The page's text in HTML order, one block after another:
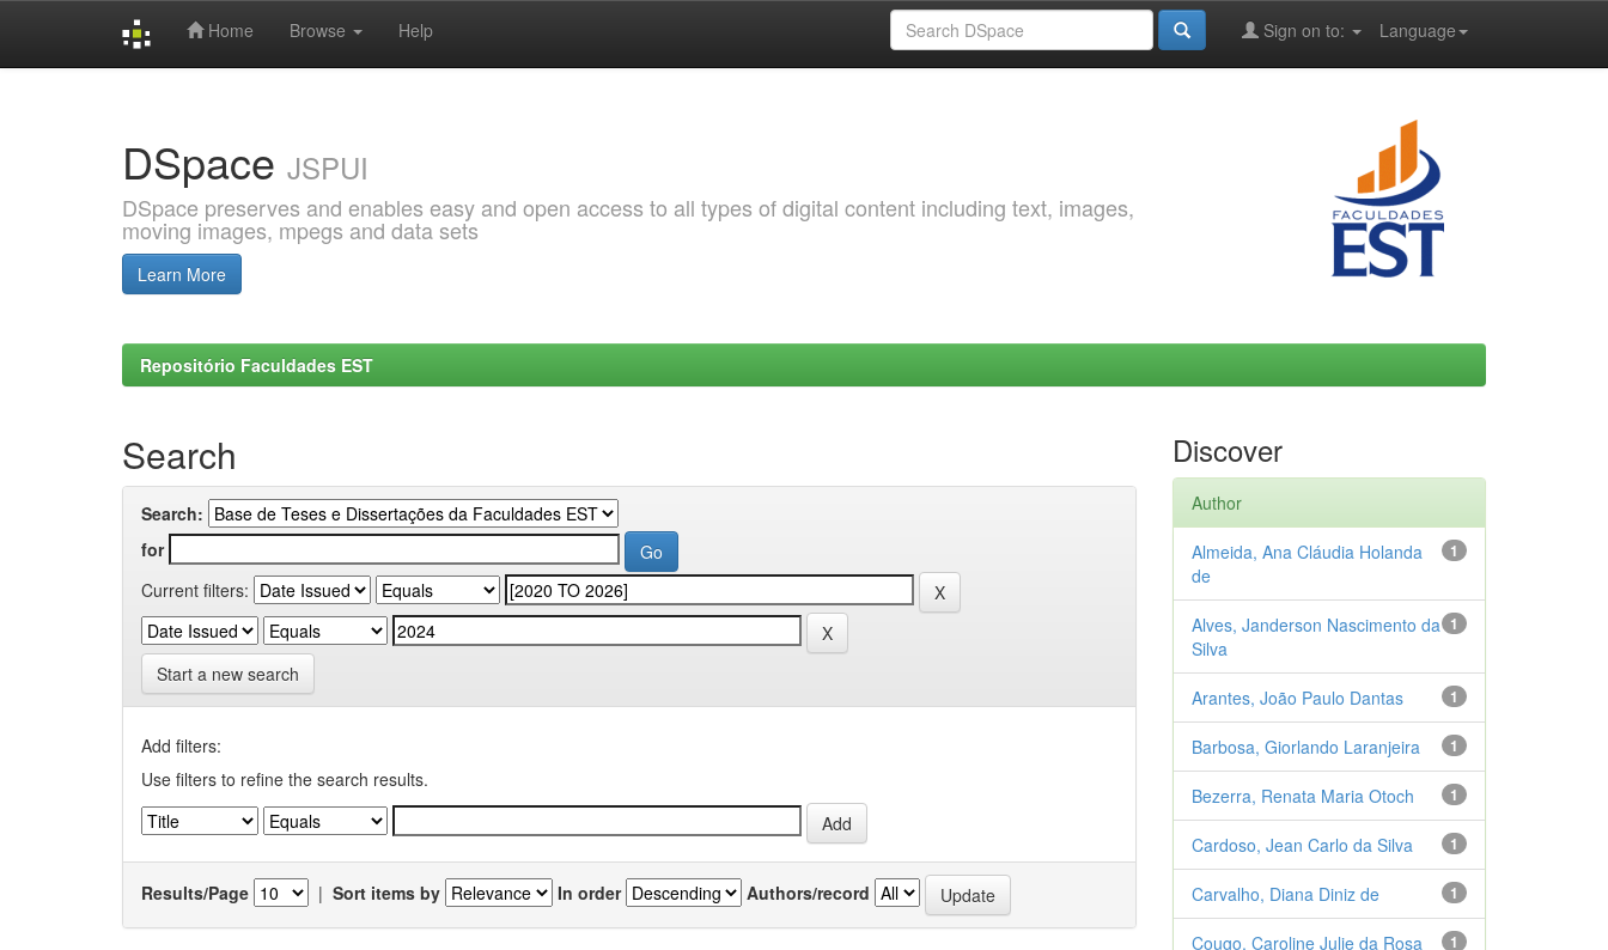
Home Browse Help Language
Sign on to:
DSpace JSPUI
DSpace preserves and enables easy and open access to all types of digital content including text, images,
moving images, mpegs and data sets
Learn More
Repositório Faculdades EST
Search
Search:
for
Current filters:
Start a new search
Add filters:
Use filters to refine the search results.
Results/Page | Sort items by In order Authors/record
Discover
Author
1
Almeida, Ana Cláudia Holanda
de
1
Alves, Janderson Nascimento da
Silva
1
Arantes, João Paulo Dantas
1
Barbosa, Giorlando Laranjeira
1
Bezerra, Renata Maria Otoch
1
Cardoso, Jean Carlo da Silva
1
Carvalho, Diana Diniz de
1
Cougo, Caroline Julie da Rosa